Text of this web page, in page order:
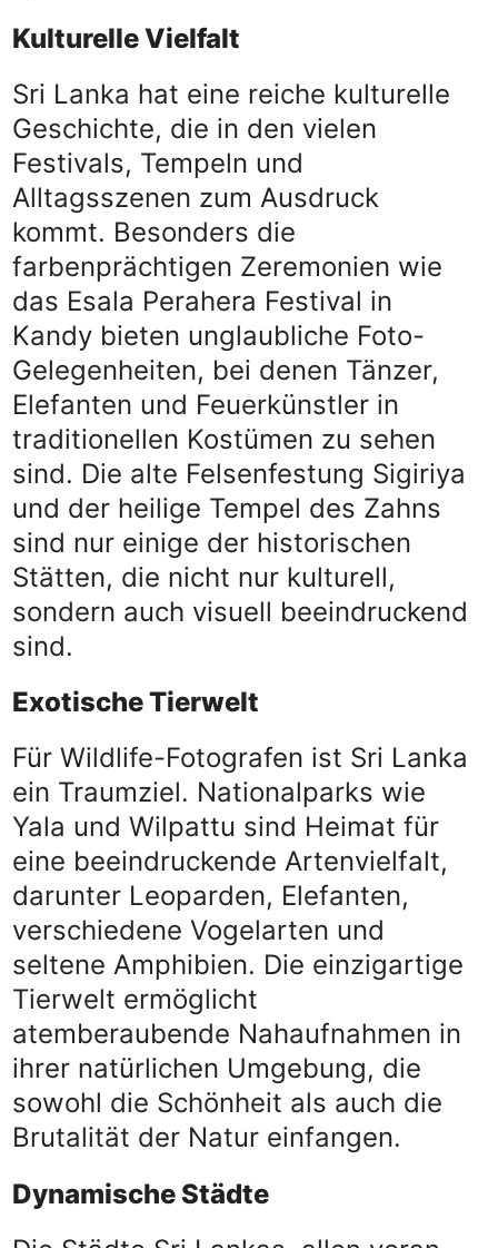
Kulturelle Vielfalt
Sri Lanka hat eine reiche kulturelle
Geschichte, die in den vielen
Festivals, Tempeln und
Alltagsszenen zum Ausdruck
kommt. Besonders die
farbenprächtigen Zeremonien wie
das Esala Perahera Festival in
Kandy bieten unglaubliche Foto-
Gelegenheiten, bei denen Tänzer,
Elefanten und Feuerkünstler in
traditionellen Kostümen zu sehen
sind. Die alte Felsenfestung Sigiriya
und der heilige Tempel des Zahns
sind nur einige der historischen
Stätten, die nicht nur kulturell,
sondern auch visuell beeindruckend
sind.
Exotische Tierwelt
Für Wildlife-Fotografen ist Sri Lanka
ein Traumziel. Nationalparks wie
Yala und Wilpattu sind Heimat für
eine beeindruckende Artenvielfalt,
darunter Leoparden, Elefanten,
verschiedene Vogelarten und
seltene Amphibien. Die einzigartige
Tierwelt ermöglicht
atemberaubende Nahaufnahmen in
ihrer natürlichen Umgebung, die
sowohl die Schönheit als auch die
Brutalität der Natur einfangen.
Dynamische Städte